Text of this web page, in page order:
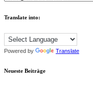
Translate into:
Powered by Translate
Neueste Beiträge